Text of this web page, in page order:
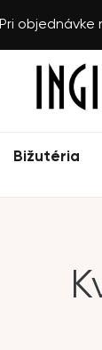
Pri objednávke
Bižutéria